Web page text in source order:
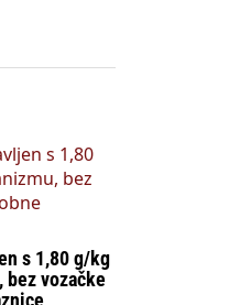
s 1,80 g/kg
bez vozačke